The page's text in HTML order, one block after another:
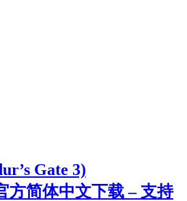
Gate 3)
方简体中文下载 – 支持